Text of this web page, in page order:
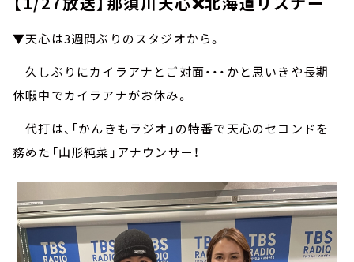
▼天心は3週間ぶりのスタジオから。
久しぶりにカイラアナとご対面・・・かと思いきや長期
休暇中でカイラアナがお休み。
代打は、「かんきもラジオ」の特番で天心のセコンドを
務めた「山形純菜」アナウンサー！